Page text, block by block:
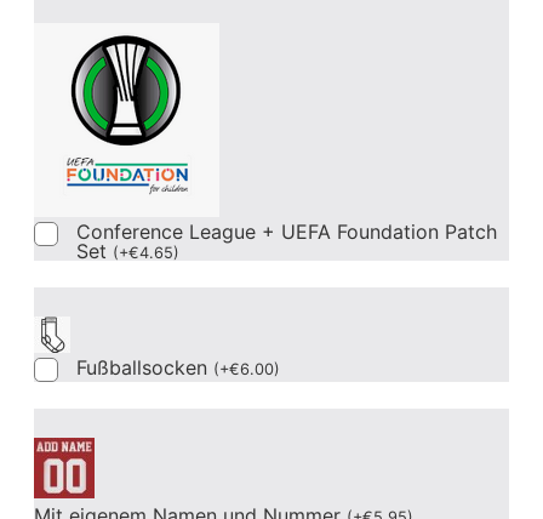
Conference League + UEFA Foundation Patch
Set (+€4.65)
Fußballsocken (+€6.00)